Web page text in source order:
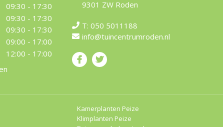
09:30 - 17:30
09:30 - 17:30
09:30 - 17:30
09:00 - 17:00
12:00 - 17:00
9301 ZW Roden
T: 050 5011188
info@tuincentrumroden.nl
Kamerplanten Peize
Klimplanten Peize